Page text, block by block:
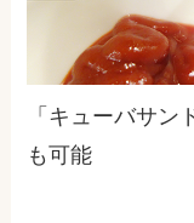
「キューバサン
も可能